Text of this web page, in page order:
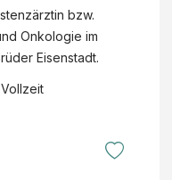
bzw.
Onkologie im
Eisenstadt.
Vollzeit